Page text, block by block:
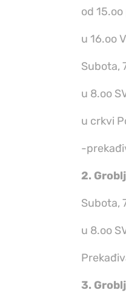
od
u 16.oo
Subota,
u 8.oo
u crkvi
-
2.
Subota,
u 8.oo
3.